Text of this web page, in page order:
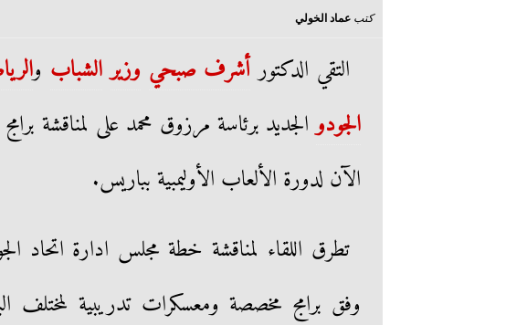
كتب عماد الخولي
التقي الدكتورأشرف صبحي وزير الشباب و
الجودوالجديد برئاسة مرزوق محمد على لمناقشة
الآن لدورة الألعاب الأوليمبية بباريس.
تطرق اللقاء لمناقشة خطة مجلس ادارة اتحاد
وفق برامج مخصصة ومعسكرات تدريبية لمختلف